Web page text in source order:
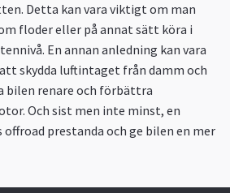
Detta kan vara viktigt om man
floder eller på annat sätt köra i
En annan anledning kan vara
skydda luftintaget från damm och
bilen renare och förbättra
Och sist men inte minst, en
prestanda och ge bilen en mer